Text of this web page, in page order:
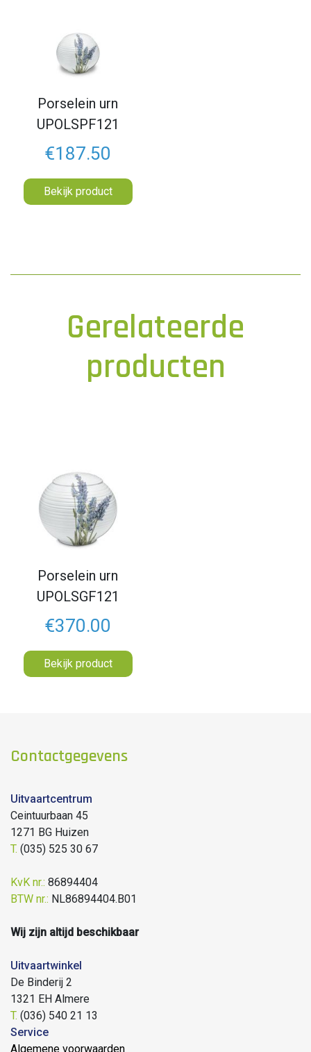
Porselein urn
UPOLSPF121
€187.50
Bekijk product
Gerelateerde
producten
Porselein urn
UPOLSGF121
€370.00
Bekijk product
Contactgegevens
Uitvaartcentrum
Ceintuurbaan 45
1271 BG Huizen
T. (035) 525 30 67
KvK nr.: 86894404
BTW nr.: NL86894404.B01
Wij zijn altijd beschikbaar
Uitvaartwinkel
De Binderij 2
1321 EH Almere
T. (036) 540 21 13
Service
Algemene voorwaarden